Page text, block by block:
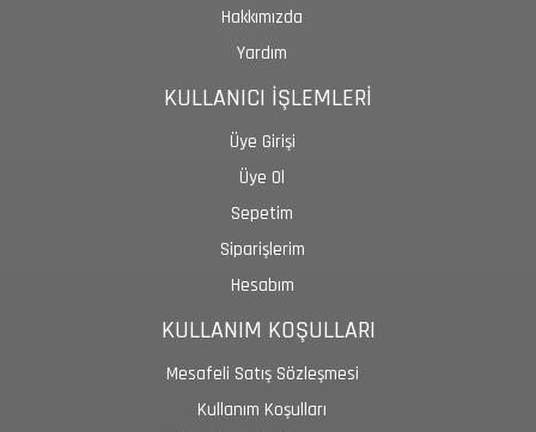
Hakkımızda
Yardım
KULLANICI İŞLEMLERİ
Üye Girişi
Üye Ol
Sepetim
Siparişlerim
Hesabım
KULLANIM KOŞULLARI
Mesafeli Satış Sözleşmesi
Kullanım Koşulları